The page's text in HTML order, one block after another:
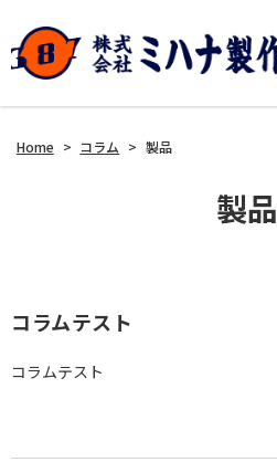
Home > コラム > 製品
製品
コラムテスト
コラムテスト